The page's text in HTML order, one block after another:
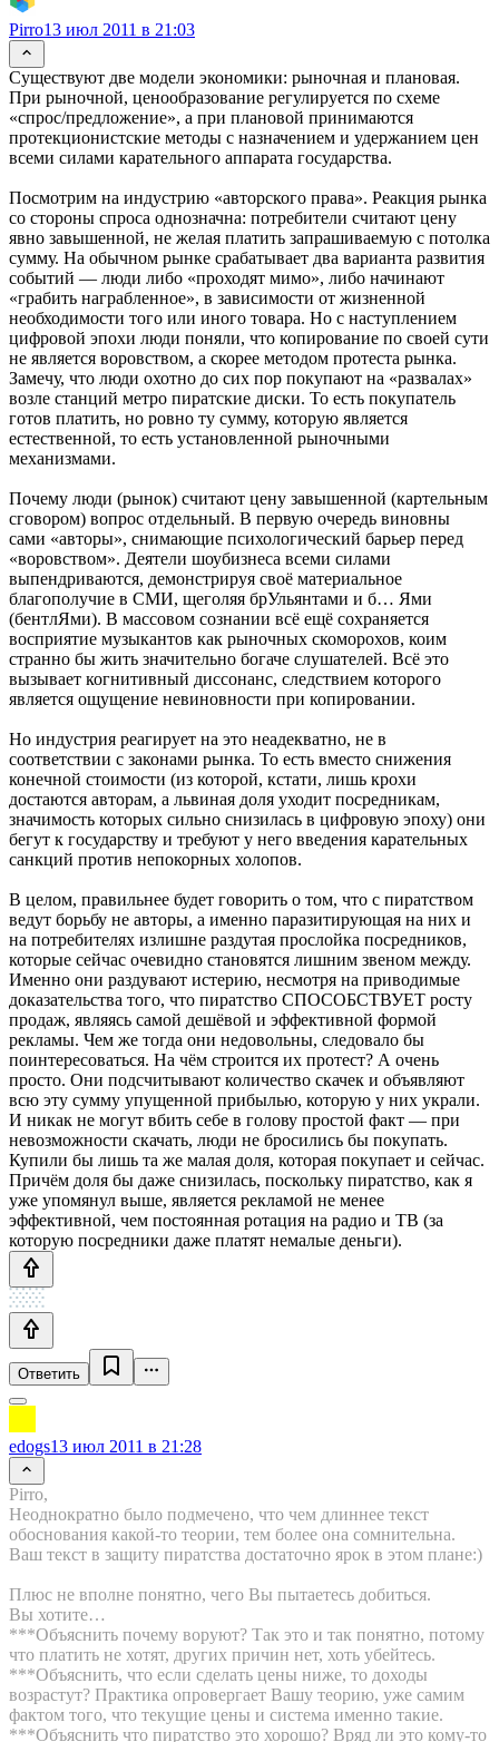
Pirro13 июл 2011 в 21:03
Существуют две модели экономики: рыночная и плановая.
При рыночной, ценообразование регулируется по схеме
«спрос/предложение», а при плановой принимаются
протекционистские методы с назначением и удержанием цен
всеми силами карательного аппарата государства.
Посмотрим на индустрию «авторского права». Реакция рынка
со стороны спроса однозначна: потребители считают цену
явно завышенной, не желая платить запрашиваемую с потолка
сумму. На обычном рынке срабатывает два варианта развития
событий — люди либо «проходят мимо», либо начинают
«грабить награбленное», в зависимости от жизненной
необходимости того или иного товара. Но с наступлением
цифровой эпохи люди поняли, что копирование по своей сути
не является воровством, а скорее методом протеста рынка.
Замечу, что люди охотно до сих пор покупают на «развалах»
возле станций метро пиратские диски. То есть покупатель
готов платить, но ровно ту сумму, которую является
естественной, то есть установленной рыночными
механизмами.
Почему люди (рынок) считают цену завышенной (картельным
сговором) вопрос отдельный. В первую очередь виновны
сами «авторы», снимающие психологический барьер перед
«воровством». Деятели шоубизнеса всеми силами
выпендриваются, демонстрируя своё материальное
благополучие в СМИ, щеголяя брУльянтами и б… Ями
(бентлЯми). В массовом сознании всё ещё сохраняется
восприятие музыкантов как рыночных скоморохов, коим
странно бы жить значительно богаче слушателей. Всё это
вызывает когнитивный диссонанс, следствием которого
является ощущение невиновности при копировании.
Но индустрия реагирует на это неадекватно, не в
соответствии с законами рынка. То есть вместо снижения
конечной стоимости (из которой, кстати, лишь крохи
достаются авторам, а львиная доля уходит посредникам,
значимость которых сильно снизилась в цифровую эпоху) они
бегут к государству и требуют у него введения карательных
санкций против непокорных холопов.
В целом, правильнее будет говорить о том, что с пиратством
ведут борьбу не авторы, а именно паразитирующая на них и
на потребителях излишне раздутая прослойка посредников,
которые сейчас очевидно становятся лишним звеном между.
Именно они раздувают истерию, несмотря на приводимые
доказательства того, что пиратство СПОСОБСТВУЕТ росту
продаж, являясь самой дешёвой и эффективной формой
рекламы. Чем же тогда они недовольны, следовало бы
поинтересоваться. На чём строится их протест? А очень
просто. Они подсчитывают количество скачек и объявляют
всю эту сумму упущенной прибылью, которую у них украли.
И никак не могут вбить себе в голову простой факт — при
невозможности скачать, люди не бросились бы покупать.
Купили бы лишь та же малая доля, которая покупает и сейчас.
Причём доля бы даже снизилась, поскольку пиратство, как я
уже упомянул выше, является рекламой не менее
эффективной, чем постоянная ротация на радио и ТВ (за
которую посредники даже платят немалые деньги).
Ответить
edogs13 июл 2011 в 21:28
Pirro,
Неоднократно было подмечено, что чем длиннее текст
обоснования какой-то теории, тем более она сомнительна.
Ваш текст в защиту пиратства достаточно ярок в этом плане:)
Плюс не вполне понятно, чего Вы пытаетесь добиться.
Вы хотите…
***Объяснить почему воруют? Так это и так понятно, потому
что платить не хотят, других причин нет, хоть убейтесь.
***Объяснить, что если сделать цены ниже, то доходы
возрастут? Практика опровергает Вашу теорию, уже самим
фактом того, что текущие цены и система именно такие.
***Объяснить что пиратство это хорошо? Вряд ли это кому-то